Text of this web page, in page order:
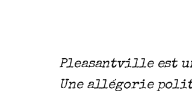
Pleasantville est
Une allégorie